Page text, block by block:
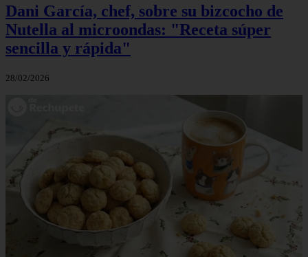
Dani García, chef, sobre su bizcocho de
Nutella al microondas: "Receta súper
sencilla y rápida"
28/02/2026